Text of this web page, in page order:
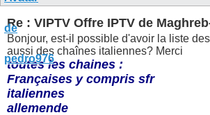
Re : VIPTV Offre IPTV de
Bonjour, est-il possible d'avoir la liste
aussi des chaînes italiennes? Merci
toutes les chaines :
Françaises y compris sfr
italiennes
allemende